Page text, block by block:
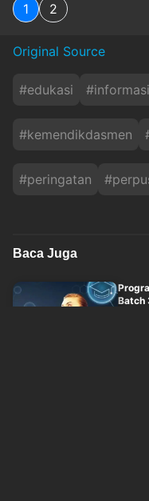
1 2
Original Source
#edukasi #informasi
#kemendikdasmen
#peringatan #
Baca Juga
Batch